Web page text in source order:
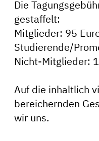
Die
gestaffelt:
Mitglieder: 95
Studierende/
Nicht-Mitglieder:
Auf die inhaltlich
bereichernden
wir uns.